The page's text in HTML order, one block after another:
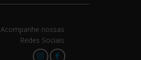
Acompanhe nossas
Redes Sociais